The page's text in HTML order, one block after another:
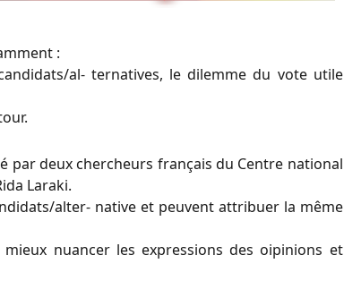
:
al- ternatives, le dilemme du vote utile
par deux chercheurs français du Centre national
Laraki.
alter- native et peuvent attribuer la même
nuancer les expressions des oipinions et